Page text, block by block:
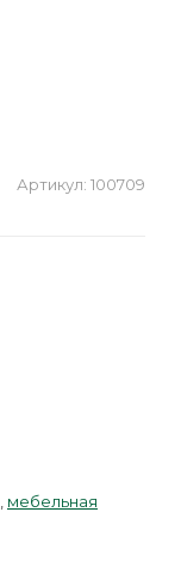
Артикул: 100709
мебельная